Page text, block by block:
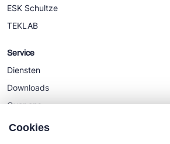
ESK Schultze
TEKLAB
Service
Diensten
Downloads
Over ons
Nieuws
Cookies